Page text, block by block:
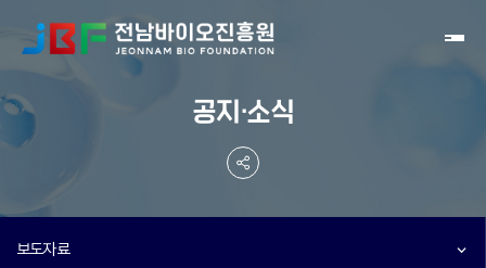
공지·소식
보도자료